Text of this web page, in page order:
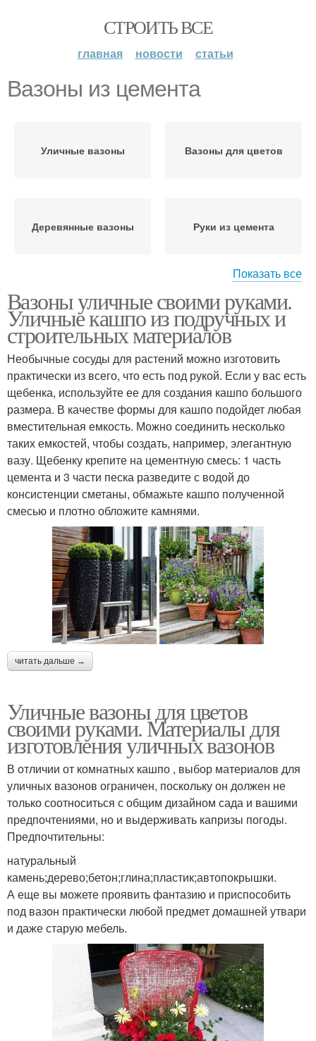
СТРОИТЬ ВСЕ
главная новости статьи
Вазоны из цемента
Уличные вазоны Вазоны для цветов
Деревянные вазоны Руки из цемента
вазонов
Вазон для цветов
Показать все
Вазоны уличные своими руками.
Уличные кашпо из подручных и
строительных материалов
Необычные сосуды для растений можно изготовить
практически из всего, что есть под рукой. Если у вас есть
щебенка, используйте ее для создания кашпо большого
размера. В качестве формы для кашпо подойдет любая
вместительная емкость. Можно соединить несколько
таких емкостей, чтобы создать, например, элегантную
вазу. Щебенку крепите на цементную смесь: 1 часть
цемента и 3 части песка разведите с водой до
консистенции сметаны, обмажьте кашпо полученной
смесью и плотно обложите камнями.
читать дальше →
Уличные вазоны для цветов
своими руками. Материалы для
изготовления уличных вазонов
В отличии от комнатных кашпо , выбор материалов для
уличных вазонов ограничен, поскольку он должен не
только соотноситься с общим дизайном сада и вашими
предпочтениями, но и выдерживать капризы погоды.
Предпочтительны:
натуральный
камень;дерево;бетон;глина;пластик;автопокрышки.
А еще вы можете проявить фантазию и приспособить
под вазон практически любой предмет домашней утвари
и даже старую мебель.